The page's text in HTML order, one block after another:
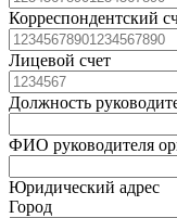
Корреспондентский
Лицевой счет
Должность
ФИО руководителя
Юридический адрес
Город